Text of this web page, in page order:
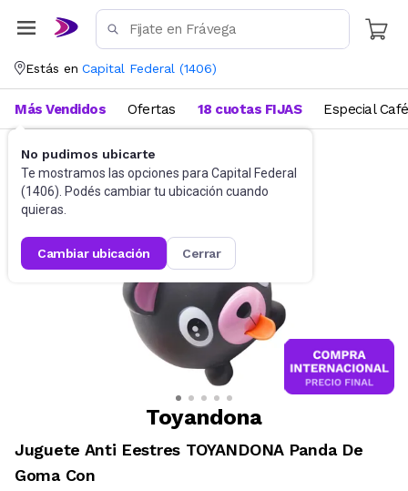
Estás en Capital Federal (1406)
No pudimos ubicarte
Te mostramos las opciones para Capital Federal
(1406). Podés cambiar tu ubicación cuando
quieras.
cambiar ubicación cerrar
Más Vendidos Ofertas 18 cuotas FIJAS Especial Café
Juguetes y Juegos
Toyandona
Juguete Anti Eestres TOYANDONA Panda De
Goma Con